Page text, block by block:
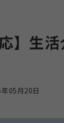
】生
05月20日